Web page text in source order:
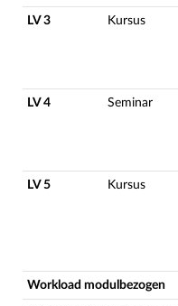
LV 3 Kursus
LV 4 Seminar
LV 5 Kursus
Workload modulbezogen